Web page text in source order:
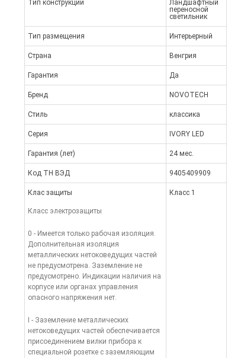
Тип конструкции
Ландшафтный
переносной
светильник
Тип размещения Интерьерный
Страна Венгрия
Гарантия Да
Бренд NOVOTECH
Стиль классика
Серия IVORY LED
Гарантия (лет) 24 мес.
Код ТН ВЭД 9405409909
Клас защиты
Класс электрозащиты
0 - Имеется только рабочая изоляция.
Дополнительная изоляция
металлических нетоковедущих частей
не предусмотрена. Заземление не
предусмотрено. Индикации наличия на
корпусе или органах управления
опасного напряжения нет.
I - Заземление металлических
нетоковедущих частей обеспечивается
присоединением вилки прибора к
специальной розетке с заземляющим
Класс 1